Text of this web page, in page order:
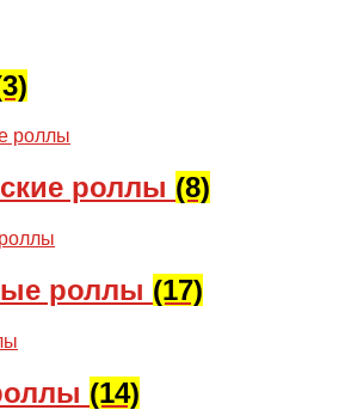
роллы (8)
роллы (17)
(14)